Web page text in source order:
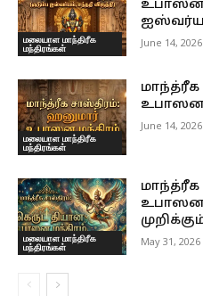
மலையாள மாந்திரீக
மந்திரங்கள்
உபாஸன
June 14, 2026
மலையாள மாந்திரீக
மந்திரங்கள்
உபாஸன
June 14, 2026
மலையாள மாந்திரீக
மந்திரங்கள்
மாந்த்ரீக
உபாஸன
May 31, 2026